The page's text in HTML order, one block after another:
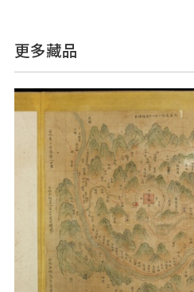
更多藏品